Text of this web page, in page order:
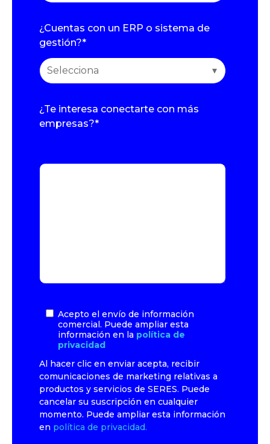
¿Cuentas con un ERP o sistema de
gestión?*
¿Te interesa conectarte con más
empresas?*
Acepto el envío de información
comercial. Puede ampliar esta
información en la política de
privacidad
Al hacer clic en enviar acepta, recibir
comunicaciones de marketing relativas a
productos y servicios de SERES. Puede
cancelar su suscripción en cualquier
momento. Puede ampliar esta información
en política de privacidad.